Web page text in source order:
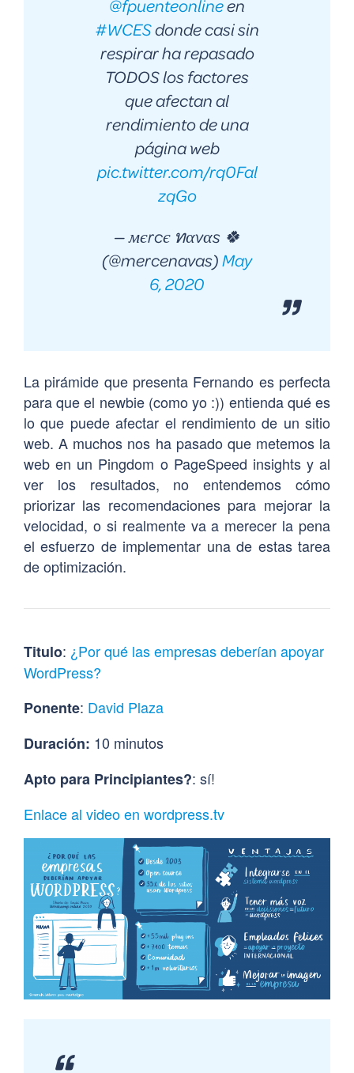
@fpuenteonlineen
#WCESdonde casi sin
respirar ha repasado
TODOS los factores
que afectan al
rendimiento de una
página web
pic.twitter.com/rq0Fal
zqGo
— мєrcє ทαvαs 🍀
(@mercenavas)May
6, 2020
La pirámide que presenta Fernando es perfecta
para que el newbie (como yo :)) entienda qué es
lo que puede afectar el rendimiento de un sitio
web. A muchos nos ha pasado que metemos la
web en un Pingdom o PageSpeed insights y al
ver los resultados, no entendemos cómo
priorizar las recomendaciones para mejorar la
velocidad, o si realmente va a merecer la pena
el esfuerzo de implementar una de estas tarea
de optimización.
Titulo: ¿Por qué las empresas deberían apoyar
WordPress?
Ponente: David Plaza
Duración: 10 minutos
Apto para Principiantes?: sí!
Enlace al video en wordpress.tv